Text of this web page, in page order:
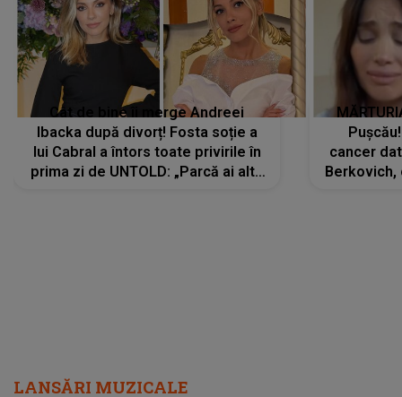
Cât de bine îi merge Andreei
Ibacka după divorț! Fosta soție a
lui Cabral a întors toate privirile în
prima zi de UNTOLD: „Parcă ai altă
cancer
Berkovich,
LANSĂRI MUZICALE